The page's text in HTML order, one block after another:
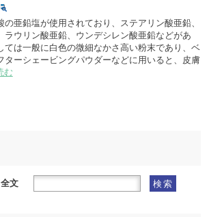
亜鉛塩が使用されており、ステアリン酸亜鉛、
ラウリン酸亜鉛、ウンデシレン酸亜鉛などがあ
ては一般に白色の微細なかさ高い粉末であり、ベ
ターシェービングパウダーなどに用いると、皮膚
む
全文 検索